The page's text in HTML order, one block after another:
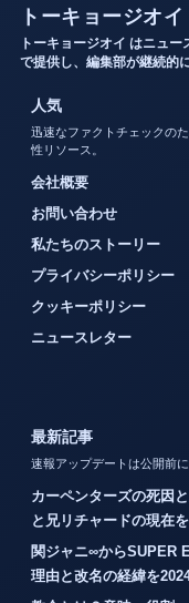
トーキョージオイ
トーキョージオイ はニュ
で提供し、編集部が継続的
人気
迅速なファクトチェックの
性リソース。
会社概要
お問い合わせ
私たちのストーリー
プライバシーポリシー
クッキーポリシー
ニュースレター
最新記事
速報アップデートは公開前
カーペンターズの死因
と兄リチャードの現在
関ジャニ∞からSUPER
理由と改名の経緯を